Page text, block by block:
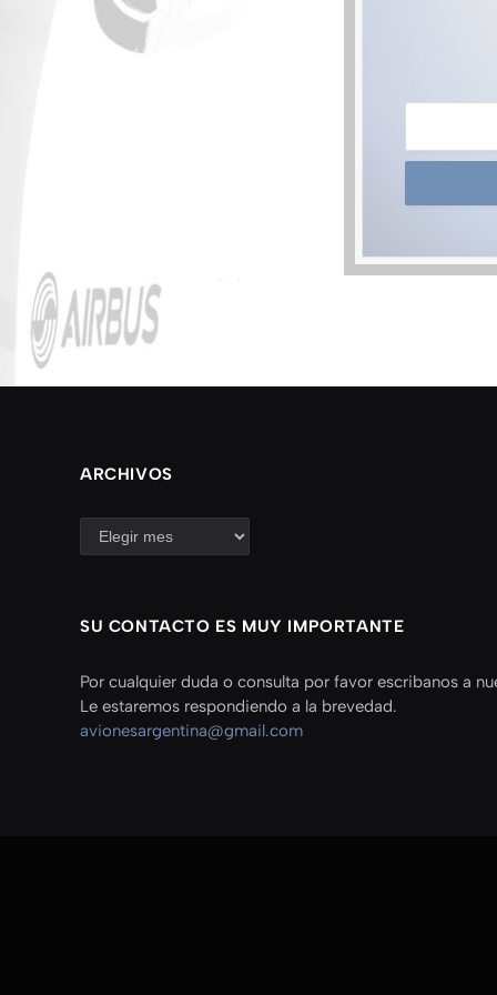
ARCHIVOS
SU CONTACTO ES MUY IMPORTANTE
Por cualquier duda o consulta por favor escribanos a
Le estaremos respondiendo a la brevedad.
avionesargentina@gmail.com